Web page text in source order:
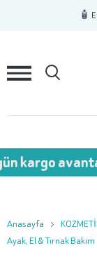
🧴
kargo
Anasayfa
Ayak, El & Tırnak Bakım